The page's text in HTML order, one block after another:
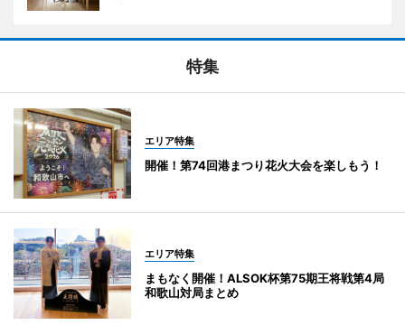
特集
エリア特集
開催！第74回港まつり花火大会を楽しもう！
エリア特集
まもなく開催！ALSOK杯第75期王将戦第4局
和歌山対局まとめ